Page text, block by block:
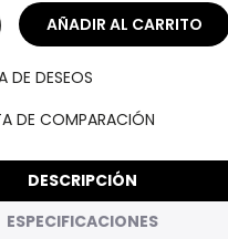
DE DESEOS
DE COMPARACIÓN
DESCRIPCIÓN
ESPECIFICACIONES